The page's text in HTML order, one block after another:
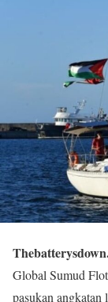
Global Sumud
pasukan